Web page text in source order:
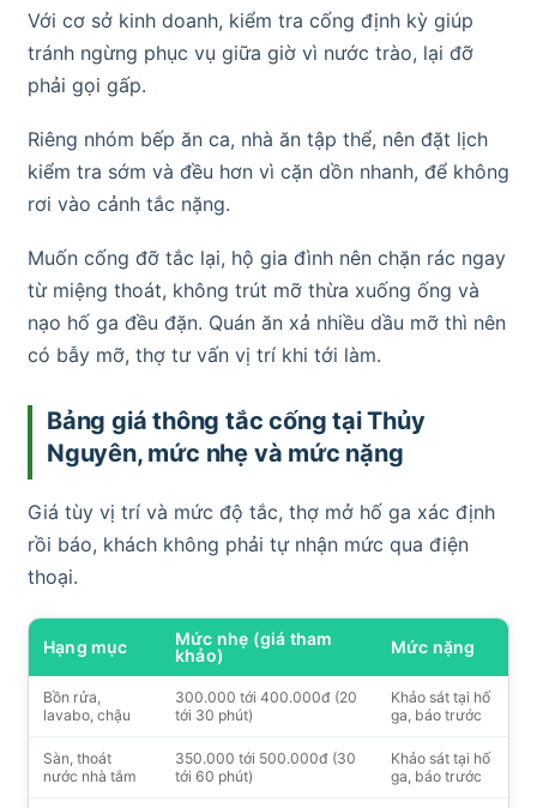
Với cơ sở kinh doanh, kiểm tra cống định kỳ giúp
tránh ngừng phục vụ giữa giờ vì nước trào, lại đỡ
phải gọi gấp.
Riêng nhóm bếp ăn ca, nhà ăn tập thể, nên đặt lịch
kiểm tra sớm và đều hơn vì cặn dồn nhanh, để không
rơi vào cảnh tắc nặng.
Muốn cống đỡ tắc lại, hộ gia đình nên chặn rác ngay
từ miệng thoát, không trút mỡ thừa xuống ống và
nạo hố ga đều đặn. Quán ăn xả nhiều dầu mỡ thì nên
có bẫy mỡ, thợ tư vấn vị trí khi tới làm.
Bảng giá thông tắc cống tại Thủy
Nguyên, mức nhẹ và mức nặng
Giá tùy vị trí và mức độ tắc, thợ mở hố ga xác định
rồi báo, khách không phải tự nhận mức qua điện
thoại.
Hạng mục
Mức nhẹ (giá tham
khảo)
Mức nặng
Bồn rửa,
lavabo, chậu
300.000 tới 400.000đ (20
tới 30 phút)
Khảo sát tại hố
ga, báo trước
Sàn, thoát
nước nhà tắm
350.000 tới 500.000đ (30
tới 60 phút)
Khảo sát tại hố
ga, báo trước